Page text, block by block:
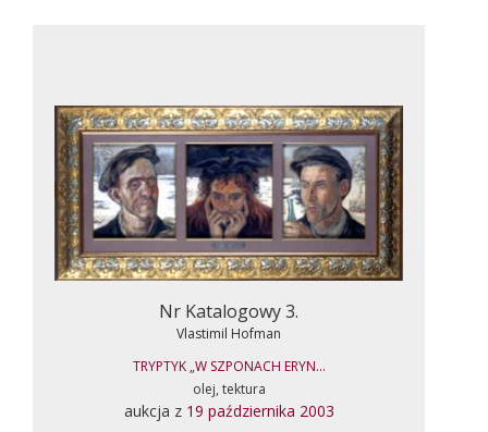
Nr Katalogowy 3.
Vlastimil Hofman
TRYPTYK „W SZPONACH ERYN...
olej, tektura
aukcja z 19 października 2003